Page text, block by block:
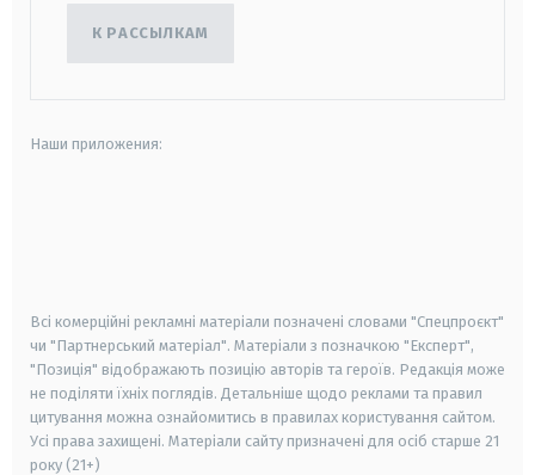
К РАССЫЛКАМ
Наши приложения:
Всі комерційні рекламні матеріали позначені словами "Спецпроєкт"
чи "Партнерський матеріал". Матеріали з позначкою "Експерт",
"Позиція" відображають позицію авторів та героїв. Редакція може
не поділяти їхніх поглядів. Детальніше щодо реклами та правил
цитування можна ознайомитись в правилах користування сайтом.
Усі права захищені. Матеріали сайту призначені для осіб старше 21
року (21+)